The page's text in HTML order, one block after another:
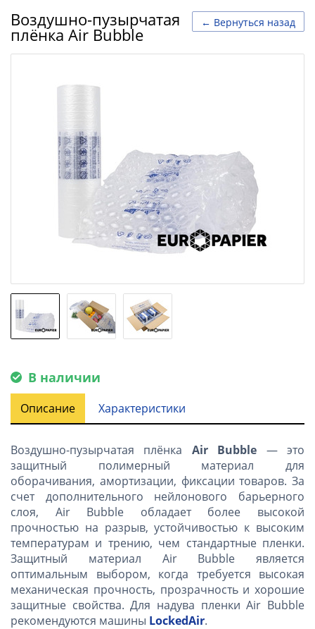
← Вернуться назад
Воздушно-пузырчатая
плёнка Air Bubble
В наличии
Описание Характеристики
Воздушно-пузырчатая плёнка Air Bubble — это
защитный полимерный материал для
оборачивания, амортизации, фиксации товаров. За
счет дополнительного нейлонового барьерного
слоя, Air Bubble обладает более высокой
прочностью на разрыв, устойчивостью к высоким
температурам и трению, чем стандартные пленки.
Защитный материал Air Bubble является
оптимальным выбором, когда требуется высокая
механическая прочность, прозрачность и хорошие
защитные свойства. Для надува пленки Air Bubble
рекомендуются машины LockedAir.